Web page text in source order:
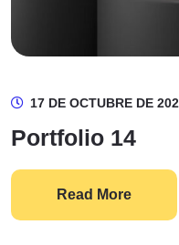
17 DE OCTUBRE DE
Portfolio 14
Read More